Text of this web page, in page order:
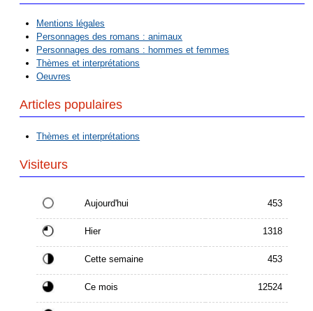
Mentions légales
Personnages des romans : animaux
Personnages des romans : hommes et femmes
Thèmes et interprétations
Oeuvres
Articles populaires
Thèmes et interprétations
Visiteurs
Aujourd'hui 453
Hier 1318
Cette semaine 453
Ce mois 12524